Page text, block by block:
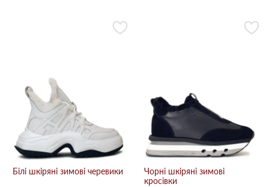
Білі шкіряні зимові черевики
Чорні шкіряні зимові
кросівки